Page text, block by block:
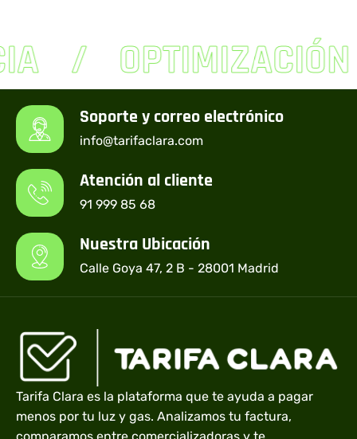
OPTIMIZACIÓN
Soporte y correo electrónico
info@tarifaclara.com
Atención al cliente
91 999 85 68
Nuestra Ubicación
Calle Goya 47, 2 B - 28001 Madrid
Tarifa Clara es la plataforma que te ayuda a pagar
menos por tu luz y gas. Analizamos tu factura,